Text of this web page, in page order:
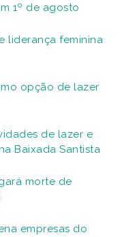
1º de agosto
liderança feminina
opção de lazer
de lazer e
Baixada Santista
morte de
empresas do